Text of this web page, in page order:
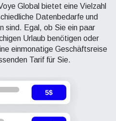
Global bietet eine Vielzahl
Datenbedarfe und
sind. Egal, ob Sie ein paar
Urlaub benötigen oder
einmonatige Geschäftsreise
Tarif für Sie.